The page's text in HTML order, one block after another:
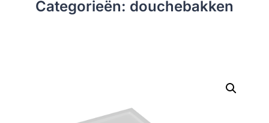
Categorieën: douchebakken